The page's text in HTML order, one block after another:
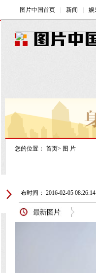
您的位置： 首页> 图 片
发布时间： 2016-02-05 08:26:14